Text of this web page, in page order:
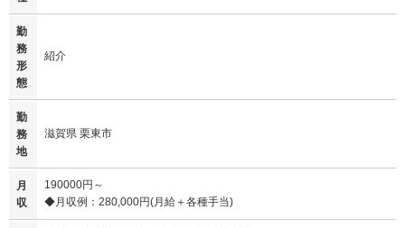
勤
務
形
態
紹介
勤
務
地
滋賀県 栗東市
月
収
190000円～
◆月収例：280,000円(月給＋各種手当)